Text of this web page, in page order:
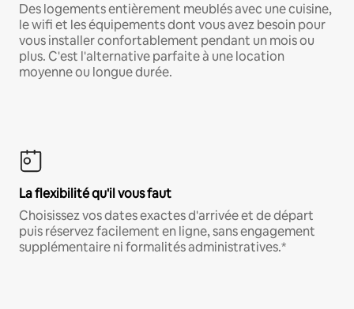
Des logements entièrement meublés avec une cuisine,
le wifi et les équipements dont vous avez besoin pour
vous installer confortablement pendant un mois ou
plus. C'est l'alternative parfaite à une location
moyenne ou longue durée.
La flexibilité qu'il vous faut
Choisissez vos dates exactes d'arrivée et de départ
puis réservez facilement en ligne, sans engagement
supplémentaire ni formalités administratives.*